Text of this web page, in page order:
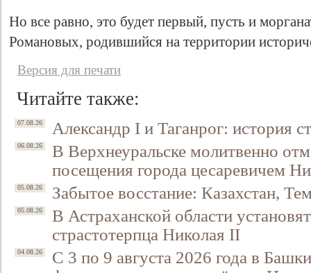
Но все равно, это будет первый, пусть и
Романовых, родившийся на территории
Версия для печати
Читайте также:
07.08.26 Александр I и Таганрог: история
06.08.26
В Верхнеуральске молитвенно
посещения города цесаревичем
05.08.26 Забытое восстание: Казахстан,
05.08.26
В Астраханской области
страстотерпца Николая II
04.08.26
С 3 по 9 августа 2026 года в